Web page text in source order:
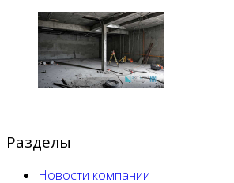
Разделы
Новости компании